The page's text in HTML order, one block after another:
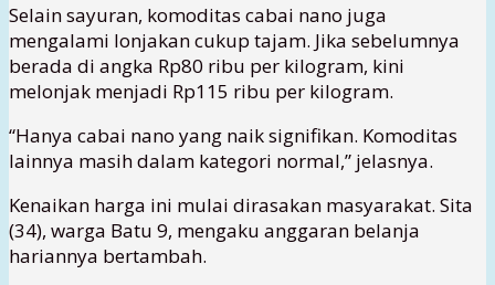
Selain sayuran, komoditas cabai nano juga
mengalami lonjakan cukup tajam. Jika sebelumnya
berada di angka Rp80 ribu per kilogram, kini
melonjak menjadi Rp115 ribu per kilogram.
“Hanya cabai nano yang naik signifikan. Komoditas
lainnya masih dalam kategori normal,” jelasnya.
Kenaikan harga ini mulai dirasakan masyarakat. Sita
(34), warga Batu 9, mengaku anggaran belanja
hariannya bertambah.